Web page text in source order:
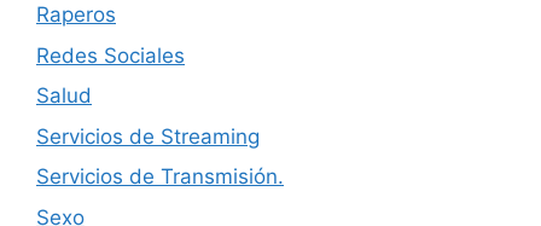
Raperos
Redes Sociales
Salud
Servicios de Streaming
Servicios de Transmisión.
Sexo